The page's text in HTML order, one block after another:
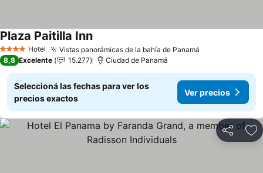
4 EstrellasHotel Vistas panorámicas de la bahía de Panamá
Plaza Paitilla InnVer precios
8,8 Excelente 15.277 Ciudad de Panamá
Seleccioná las fechas para ver los
precios exactos
Ver precios
Compartir